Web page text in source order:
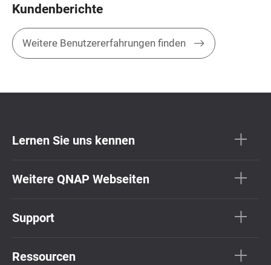
Kundenberichte
Weitere Benutzererfahrungen finden
Lernen Sie uns kennen
Weitere QNAP Webseiten
Support
Ressourcen